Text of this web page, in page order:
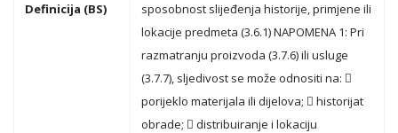
Definicija (BS)
sposobnost slijeđenja historije, primjene ili
lokacije predmeta (3.6.1) NAPOMENA 1: Pri
razmatranju proizvoda (3.7.6) ili usluge
(3.7.7), sljedivost se može odnositi na: 
porijeklo materijala ili dijelova;  historijat
obrade;  distribuiranje i lokaciju